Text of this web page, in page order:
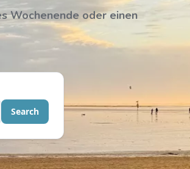
Wochenende oder einen
Search